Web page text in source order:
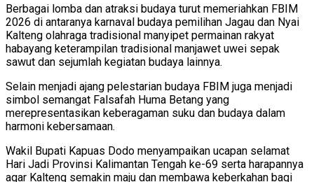
Berbagai lomba dan atraksi budaya turut memeriahkan FBIM
2026 di antaranya karnaval budaya pemilihan Jagau dan Nyai
Kalteng olahraga tradisional manyipet permainan rakyat
habayang keterampilan tradisional manjawet uwei sepak
sawut dan sejumlah kegiatan budaya lainnya.
Selain menjadi ajang pelestarian budaya FBIM juga menjadi
simbol semangat Falsafah Huma Betang yang
merepresentasikan keberagaman suku dan budaya dalam
harmoni kebersamaan.
Wakil Bupati Kapuas Dodo menyampaikan ucapan selamat
Hari Jadi Provinsi Kalimantan Tengah ke-69 serta harapannya
agar Kalteng semakin maju dan membawa keberkahan bagi